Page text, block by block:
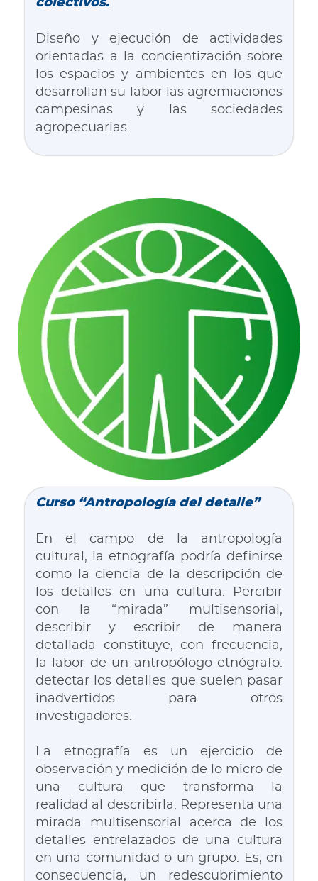
colectivos.
Diseño y ejecución de actividades
orientadas a la concientización sobre
los espacios y ambientes en los que
desarrollan su labor las agremiaciones
campesinas y las sociedades
agropecuarias.
Curso “Antropología del detalle”
En el campo de la antropología
cultural, la etnografía podría definirse
como la ciencia de la descripción de
los detalles en una cultura. Percibir
con la “mirada” multisensorial,
describir y escribir de manera
detallada constituye, con frecuencia,
la labor de un antropólogo etnógrafo:
detectar los detalles que suelen pasar
inadvertidos para otros
investigadores.
La etnografía es un ejercicio de
observación y medición de lo micro de
una cultura que transforma la
realidad al describirla. Representa una
mirada multisensorial acerca de los
detalles entrelazados de una cultura
en una comunidad o un grupo. Es, en
consecuencia, un redescubrimiento